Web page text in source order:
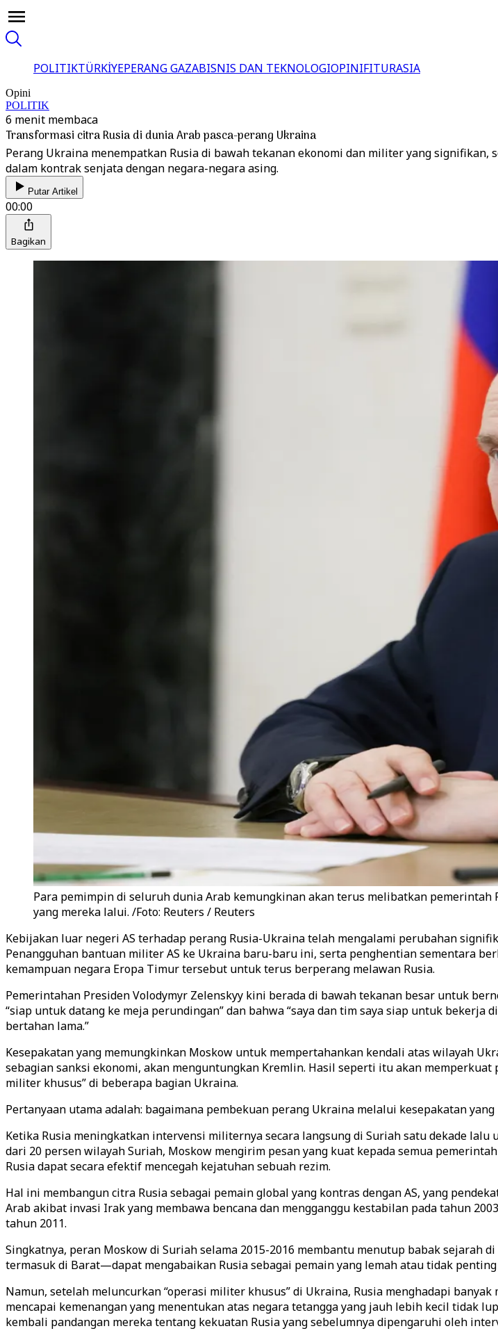
POLITIKTÜRKİYEPERANG GAZABISNIS DAN TEKNOLOGIOPINIFITURASIA
Opini
POLITIK
6 menit membaca
Transformasi citra Rusia di dunia Arab pasca-perang Ukraina
Perang Ukraina menempatkan Rusia di bawah tekanan ekonomi dan militer yang
dalam kontrak senjata dengan negara-negara asing.
Putar Artikel
00:00
Bagikan
Para pemimpin di seluruh dunia Arab kemungkinan akan terus melibatkan
yang mereka lalui. /Foto: Reuters / Reuters
Kebijakan luar negeri AS terhadap perang Rusia-Ukraina telah mengalami perubahan
Penangguhan bantuan militer AS ke Ukraina baru-baru ini, serta penghentian sementara
kemampuan negara Eropa Timur tersebut untuk terus berperang melawan Rusia.
Pemerintahan Presiden Volodymyr Zelenskyy kini berada di bawah tekanan besar untuk
“siap untuk datang ke meja perundingan” dan bahwa “saya dan tim saya siap untuk
bertahan lama.”
Kesepakatan yang memungkinkan Moskow untuk mempertahankan kendali atas wilayah
sebagian sanksi ekonomi, akan menguntungkan Kremlin. Hasil seperti itu akan
militer khusus” di beberapa bagian Ukraina.
Pertanyaan utama adalah: bagaimana pembekuan perang Ukraina melalui kesepakatan
Ketika Rusia meningkatkan intervensi militernya secara langsung di Suriah satu dekade
dari 20 persen wilayah Suriah, Moskow mengirim pesan yang kuat kepada semua
Rusia dapat secara efektif mencegah kejatuhan sebuah rezim.
Hal ini membangun citra Rusia sebagai pemain global yang kontras dengan AS, yang
Arab akibat invasi Irak yang membawa bencana dan mengganggu kestabilan pada tahun
tahun 2011.
Singkatnya, peran Moskow di Suriah selama 2015-2016 membantu menutup babak
termasuk di Barat—dapat mengabaikan Rusia sebagai pemain yang lemah atau tidak
Namun, setelah meluncurkan “operasi militer khusus” di Ukraina, Rusia menghadapi
mencapai kemenangan yang menentukan atas negara tetangga yang jauh lebih kecil tidak
kembali pandangan mereka tentang kekuatan Rusia yang sebelumnya dipengaruhi oleh